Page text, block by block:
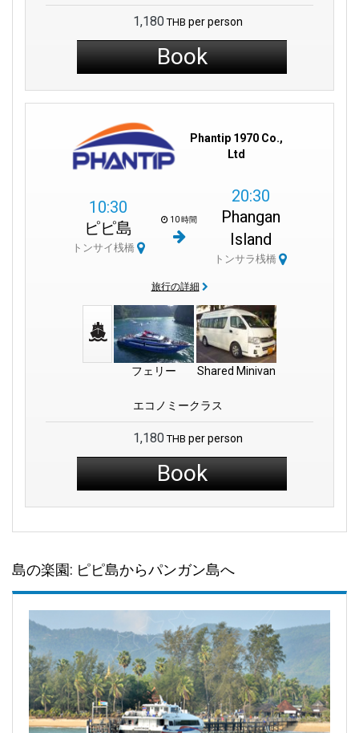
1,180 THB per person
Book
Phantip 1970 Co.,
Ltd
10:30
ピピ島
トンサイ桟橋
10 時間
20:30
Phangan
Island
トンサラ桟橋
旅行の詳細
フェリー Shared Minivan
エコノミークラス
1,180 THB per person
Book
島の楽園: ピピ島からパンガン島へ